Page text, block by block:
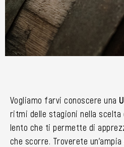
Vogliamo farvi conoscere una
ritmi delle stagioni nella
lento che ti permette di
che scorre. Troverete